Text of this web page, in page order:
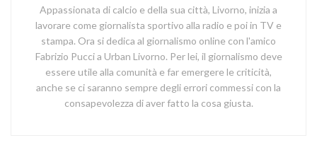
Appassionata di calcio e della sua città, Livorno, inizia a
lavorare come giornalista sportivo alla radio e poi in TV e
stampa. Ora si dedica al giornalismo online con l'amico
Fabrizio Pucci a Urban Livorno. Per lei, il giornalismo deve
essere utile alla comunità e far emergere le criticità,
anche se ci saranno sempre degli errori commessi con la
consapevolezza di aver fatto la cosa giusta.